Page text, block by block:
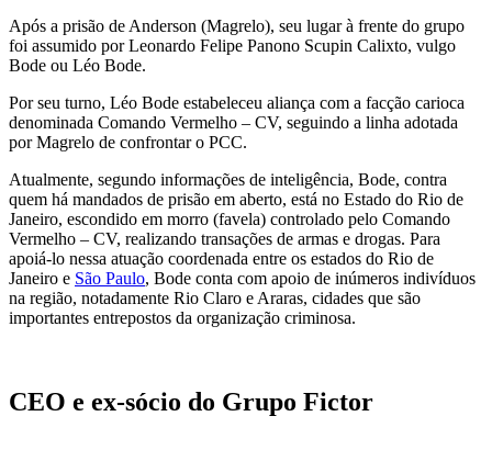
Após a prisão de Anderson (Magrelo), seu lugar à frente do grupo
foi assumido por Leonardo Felipe Panono Scupin Calixto, vulgo
Bode ou Léo Bode.
Por seu turno, Léo Bode estabeleceu aliança com a facção carioca
denominada Comando Vermelho – CV, seguindo a linha adotada
por Magrelo de confrontar o PCC.
Atualmente, segundo informações de inteligência, Bode, contra
quem há mandados de prisão em aberto, está no Estado do Rio de
Janeiro, escondido em morro (favela) controlado pelo Comando
Vermelho – CV, realizando transações de armas e drogas. Para
apoiá-lo nessa atuação coordenada entre os estados do Rio de
Janeiro e São Paulo, Bode conta com apoio de inúmeros indivíduos
na região, notadamente Rio Claro e Araras, cidades que são
importantes entrepostos da organização criminosa.
CEO e ex-sócio do Grupo Fictor